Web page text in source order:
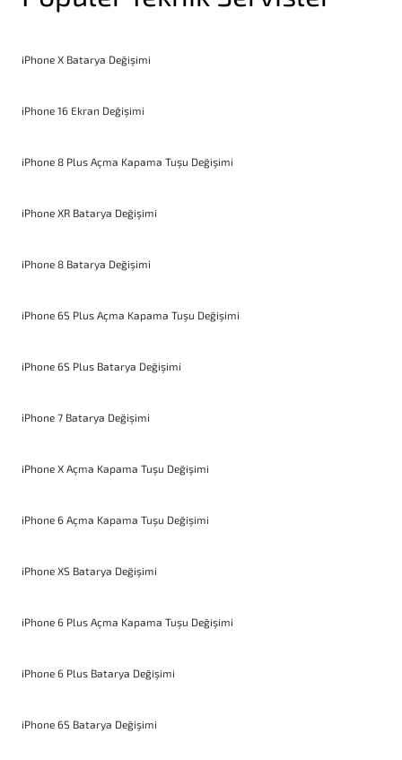
iPhone X Batarya Değişimi
iPhone 16 Ekran Değişimi
iPhone 8 Plus Açma Kapama Tuşu Değişimi
iPhone XR Batarya Değişimi
iPhone 8 Batarya Değişimi
iPhone 6S Plus Açma Kapama Tuşu Değişimi
iPhone 6S Plus Batarya Değişimi
iPhone 7 Batarya Değişimi
iPhone X Açma Kapama Tuşu Değişimi
iPhone 6 Açma Kapama Tuşu Değişimi
iPhone XS Batarya Değişimi
iPhone 6 Plus Açma Kapama Tuşu Değişimi
iPhone 6 Plus Batarya Değişimi
iPhone 6S Batarya Değişimi